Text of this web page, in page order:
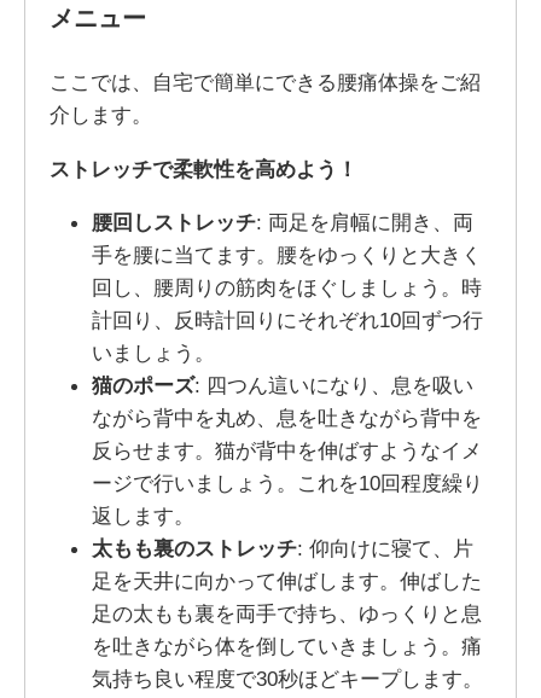
メニュー
ここでは、自宅で簡単にできる腰痛体操をご紹
介します。
ストレッチで柔軟性を高めよう！
腰回しストレッチ: 両足を肩幅に開き、両
手を腰に当てます。腰をゆっくりと大きく
回し、腰周りの筋肉をほぐしましょう。時
計回り、反時計回りにそれぞれ10回ずつ行
いましょう。
猫のポーズ: 四つん這いになり、息を吸い
ながら背中を丸め、息を吐きながら背中を
反らせます。猫が背中を伸ばすようなイメ
ージで行いましょう。これを10回程度繰り
返します。
太もも裏のストレッチ: 仰向けに寝て、片
足を天井に向かって伸ばします。伸ばした
足の太もも裏を両手で持ち、ゆっくりと息
を吐きながら体を倒していきましょう。痛
気持ち良い程度で30秒ほどキープします。